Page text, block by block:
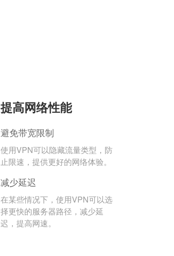
提高网络性能
避免带宽限制
使用VPN可以隐藏流量类型，防
止限速，提供更好的网络体验。
减少延迟
在某些情况下，使用VPN可以选
择更快的服务器路径，减少延
迟，提高网速。